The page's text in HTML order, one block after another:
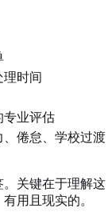
时间
专业评估
倦怠、学校过渡
关键在于理解这
用且现实的。